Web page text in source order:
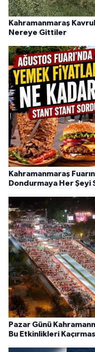
Kahramanmaraş
Nereye Gittiler
Kahramanmaraş
Dondurmaya Her Şeyi
Pazar Günü
Bu Etkinlikleri